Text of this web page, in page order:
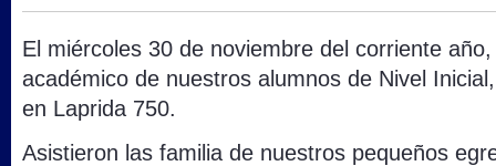
El miércoles 30 de noviembre del corriente
académico de nuestros alumnos de Nivel
en Laprida 750.
Asistieron las familia de nuestros pequeños